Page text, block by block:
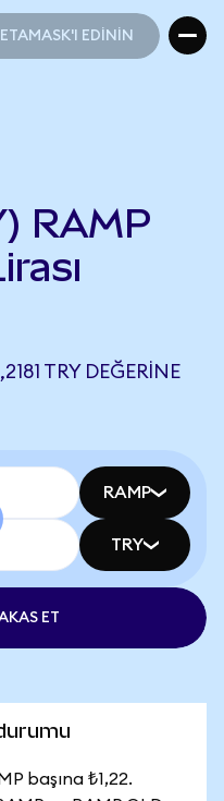
EDİNİN
RAMP
TRY DEĞERINE
RAMP
TRY
ET
başına ₺1,22.